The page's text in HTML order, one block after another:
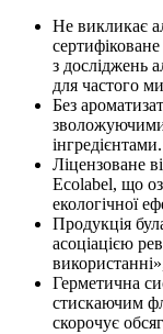
Не викликає
з досліджень
для частого
Без
інгредієнтами.
Ліцензоване
Ecolabel, що
екологічної
Продукція
асоціацією
Герметична
стискаючим
скорочує